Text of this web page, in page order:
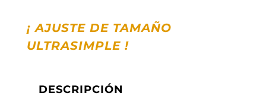
¡ AJUSTE DE TAMAÑO
ULTRASIMPLE !
DESCRIPCIÓN